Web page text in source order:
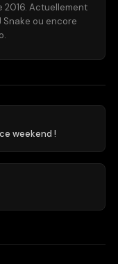
2016. Actuellement
Snake ou encore
weekend !